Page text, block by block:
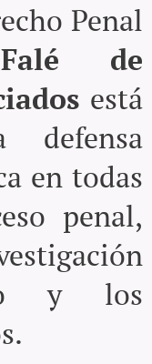
Penal
de
está
defensa
en todas
penal,
y los